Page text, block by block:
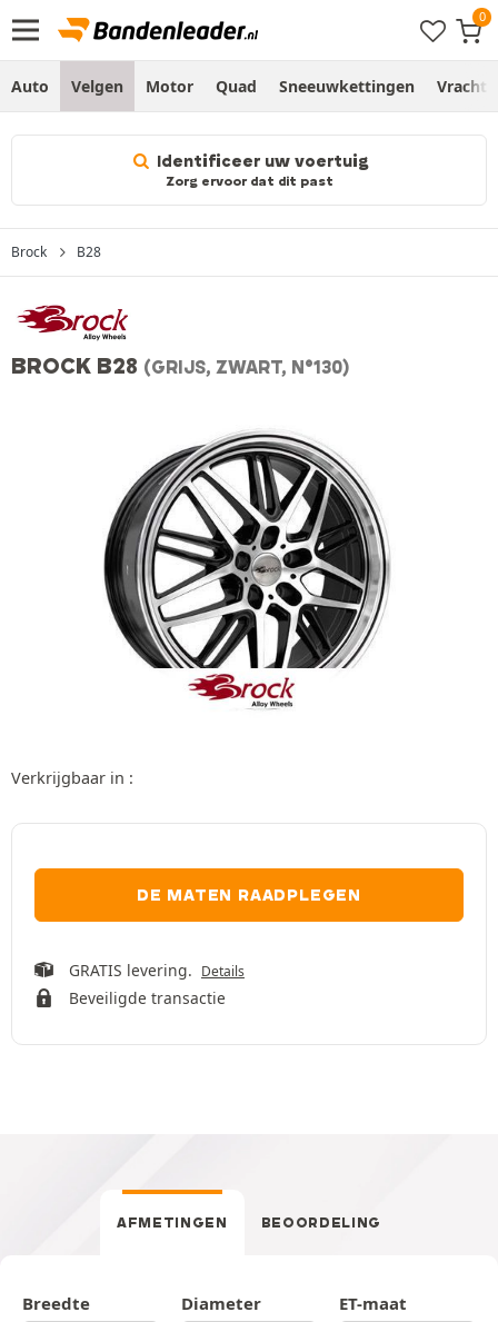
Auto Velgen Motor Quad Sneeuwkettingen
Identificeer uw voertuig
Zorg ervoor dat dit past
Brock B28
BROCK B28 (GRIJS, ZWART, N°130)
Verkrijgbaar in :
DE MATEN RAADPLEGEN
GRATIS levering. Details
Beveiligde transactie
AFMETINGEN BEOORDELING
Breedte Diameter ET-maat